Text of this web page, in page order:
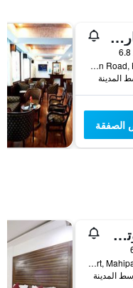
ديفينشر ساروفار بورتيكو كاباشيرا
88-89 Bijwasan Road, Kapashera, نيو دلهي, الهند
إيربورت هوتل مايانك ريزيدنسي
A-230, Street No-2, Near Indira Gandhi International Airport, Mahipalpur, South Delhi, نيو دلهي, الهند